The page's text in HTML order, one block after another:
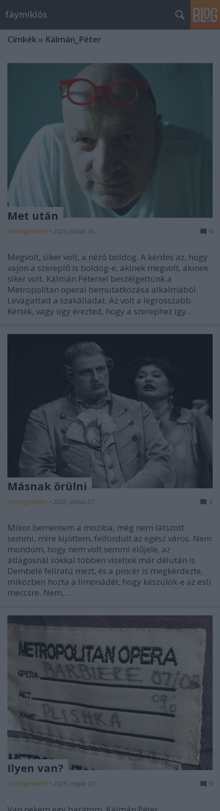
fáymiklós
Címkék » Kálmán_Péter
Met után
stolzingimalter • 2025. június 16. 0
Megvolt, siker volt, a néző boldog. A kérdés az, hogy
vajon a szereplő is boldog-e, akinek megvolt, akinek
siker volt. Kálmán Péterrel beszélgettünk a
Metropolitan operai bemutatkozása alkalmából.
Levágattad a szakálladat. Az volt a legrosszabb.
Kérték, vagy úgy érezted, hogy a szerephez így…
Másnak örülni
stolzingimalter • 2025. június 01. 3
Mikor bementem a moziba, még nem látszott
semmi, mire kijöttem, felfordult az egész város. Nem
mondom, hogy nem volt semmi előjele, az
átlagosnál sokkal többen viseltek már délután is
Dembelé feliratú mezt, és a pincér is megkérdezte,
miközben hozta a limonádét, hogy készülök-e az esti
meccsre. Nem,…
Ilyen van?
stolzingimalter • 2025. május 07. 0